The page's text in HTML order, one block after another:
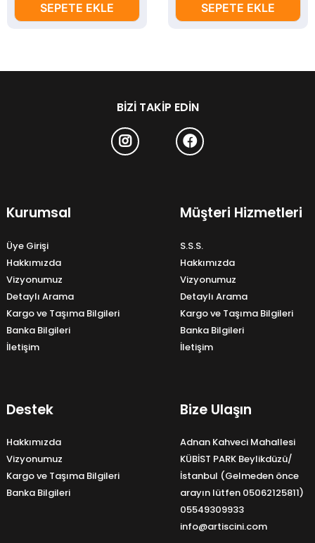
SEPETE EKLE SEPETE EKLE
BIZI TAKIP EDIN
Kurumsal
Üye Girişi
Hakkımızda
Vizyonumuz
Detaylı Arama
Kargo ve Taşıma Bilgileri
Banka Bilgileri
İletişim
Müşteri Hizmetleri
S.S.S.
Hakkımızda
Vizyonumuz
Detaylı Arama
Kargo ve Taşıma Bilgileri
Banka Bilgileri
İletişim
Destek
Hakkımızda
Vizyonumuz
Kargo ve Taşıma Bilgileri
Banka Bilgileri
Bize Ulaşın
Adnan Kahveci Mahallesi
KÜBİST PARK Beylikdüzü/
İstanbul (Gelmeden önce
arayın lütfen 05062125811)
05549309933
info@artiscini.com